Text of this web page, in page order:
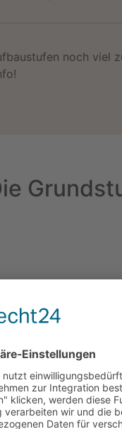
noch viel